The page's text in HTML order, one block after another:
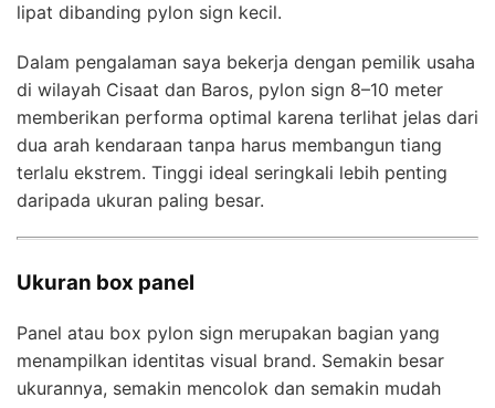
lipat dibanding pylon sign kecil.
Dalam pengalaman saya bekerja dengan pemilik usaha
di wilayah Cisaat dan Baros, pylon sign 8–10 meter
memberikan performa optimal karena terlihat jelas dari
dua arah kendaraan tanpa harus membangun tiang
terlalu ekstrem. Tinggi ideal seringkali lebih penting
daripada ukuran paling besar.
Ukuran box panel
Panel atau box pylon sign merupakan bagian yang
menampilkan identitas visual brand. Semakin besar
ukurannya, semakin mencolok dan semakin mudah